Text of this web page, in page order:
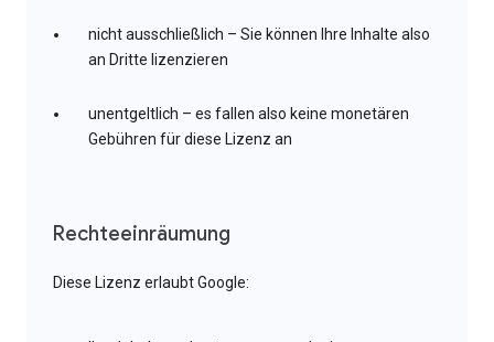
nicht ausschließlich – Sie können Ihre Inhalte also
an Dritte lizenzieren
unentgeltlich – es fallen also keine monetären
Gebühren für diese Lizenz an
Rechteeinräumung
Diese Lizenz erlaubt Google: